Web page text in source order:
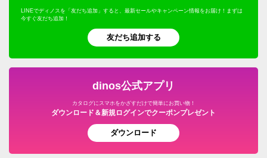
LINEでディノスを「友だち追加」すると、最新セールやキャンペーン情報をお届け！まずは
今すぐ友だち追加！
友だち追加する
dinos公式アプリ
カタログにスマホをかざすだけで簡単にお買い物！
ダウンロード＆新規ログインでクーポンプレゼント
ダウンロード